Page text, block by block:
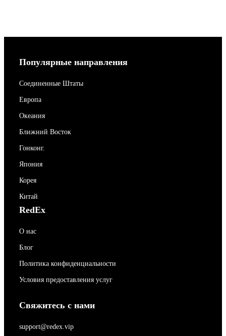
Популярные направления
Соединенные Штаты
Европа
Океания
Ближний Восток
Гонконг.
Япония
Корея
Китай
RedEx
О нас
Блог
Политика конфиденциальности
Условия предоставления услуг
Свяжитесь с нами
support@redex.vip